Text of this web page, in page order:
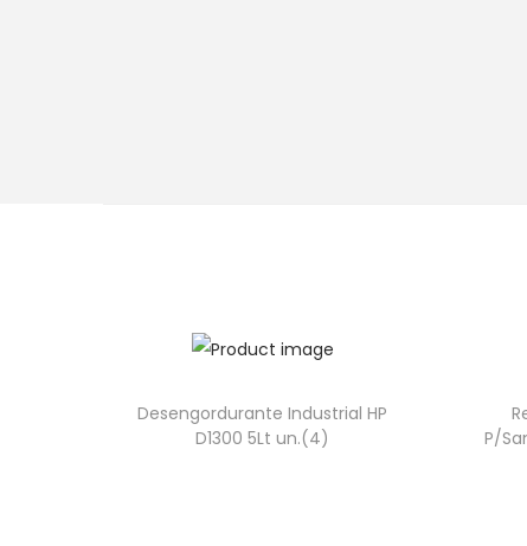
Desengordurante Industrial HP
D1300 5Lt un.(4)
P/